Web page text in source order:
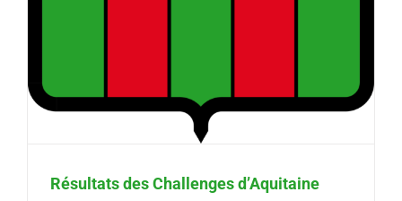
Résultats des Challenges d’Aquitaine